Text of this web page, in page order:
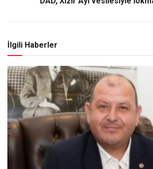
İlgili Haberler